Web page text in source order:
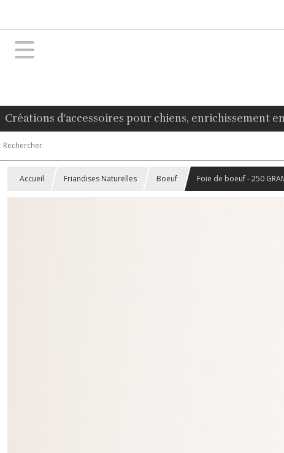
Créations d'accessoires pour chiens, enrichissement
Accueil Friandises Naturelles Boeuf Foie de boeuf - 250